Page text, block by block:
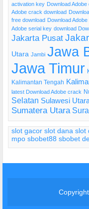
activation key Download
Adobe crack download
free download Download
Adobe serial key download
Jakarta Pusat
Utara Jambi Jawa
Jawa Timur
Kalimantan Tengah
latest Download Adobe crack
Selatan Sulawesi
Sumatera Utara
slot gacor slot dana slot
mpo sbobet88 sbobet